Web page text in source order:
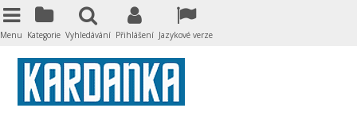
Menu Kategorie Vyhledávání Přihlášení Jazykové verze